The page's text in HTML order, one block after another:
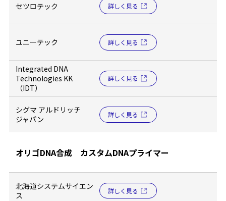
セツロテック 詳しく見る
ユニーテック 詳しく見る
Integrated DNA
Technologies KK
（IDT）
詳しく見る
シグマ アルドリッチ
ジャパン
詳しく見る
オリゴDNA合成 カスタムDNAプライマー
北海道システムサイエン
ス
詳しく見る